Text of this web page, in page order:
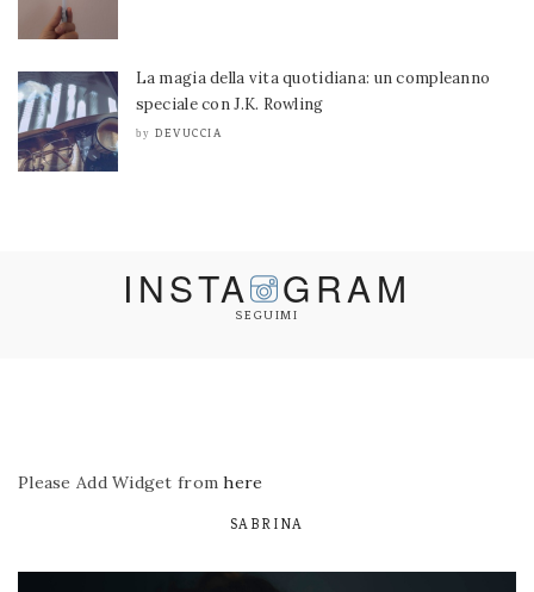
La magia della vita quotidiana: un compleanno
speciale con J.K. Rowling
by DEVUCCIA
INSTA GRAM
SEGUIMI
Please Add Widget fromhere
SABRINA